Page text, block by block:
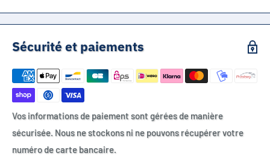
Sécurité et paiements
Vos informations de paiement sont gérées de manière
sécurisée. Nous ne stockons ni ne pouvons récupérer votre
numéro de carte bancaire.